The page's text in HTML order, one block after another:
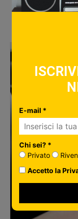
E-mail *
Chi sei? *
Privato
Accetto la